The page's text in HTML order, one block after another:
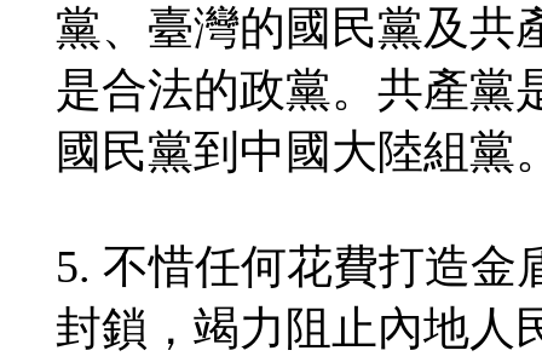
黨、臺灣的國民黨及共
是合法的政黨。共產黨
國民黨到中國大陸組黨
5. 不惜任何花費打造金
封鎖，竭力阻止內地人